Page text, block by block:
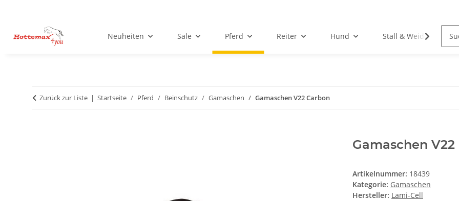
Neuheiten Sale Pferd Reiter Hund Stall & Weide
Zurück zur Liste Startseite Pferd Beinschutz Gamaschen Gamaschen V22 Carbon
Gamaschen V22
Artikelnummer: 18439
Kategorie: Gamaschen
Hersteller: Lami-Cell